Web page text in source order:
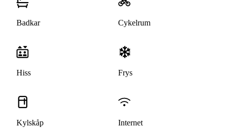
Badkar Cykelrum
Hiss Frys
Kylskåp Internet